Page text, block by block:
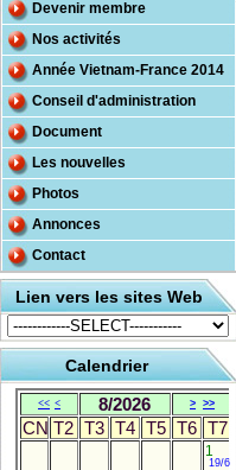
Devenir membre
Nos activités
Année Vietnam-France 2014
Conseil d'administration
Document
Les nouvelles
Photos
Annonces
Contact
Lien vers les sites Web
Calendrier
<< < 8/2026 > >>
CN T2 T3 T4 T5 T6 T7
1
19/6